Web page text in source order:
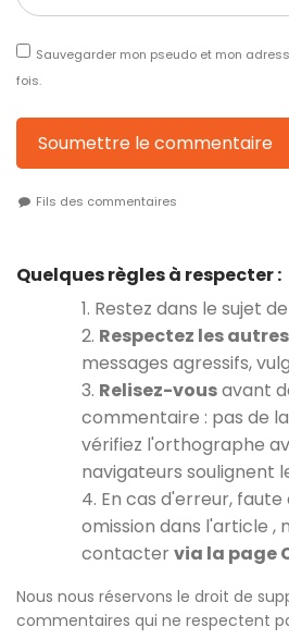
Sauvegarder mon pseudo et mon
fois.
Soumettre le commentaire
Fils des commentaires
Quelques règles à respecter :
1. Restez dans le sujet
2. Respectez les
messages agressifs,
3. Relisez-vousavant
commentaire : pas de
vérifiez l'orthographe
navigateurs soulignent
4. En cas d'erreur,
omission dans l'article ,
contacter via la page
Nous nous réservons le droit de
commentaires qui ne respectent